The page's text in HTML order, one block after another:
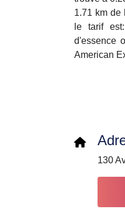
1.71 km de
le tarif
d'essence
American
130